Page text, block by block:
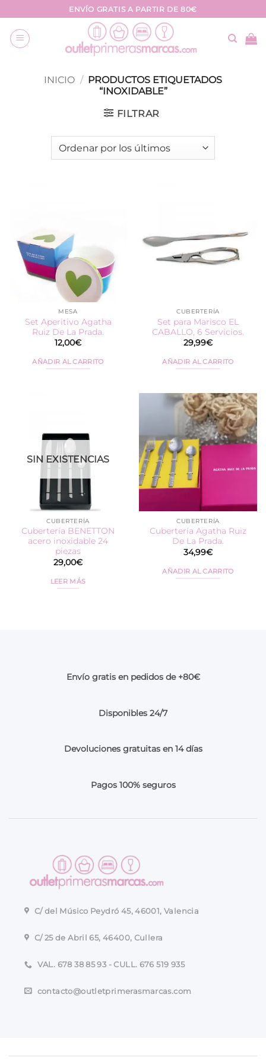
al
contenido
ENVÍO GRATIS A PARTIR DE 80€
INICIO / PRODUCTOS ETIQUETADOS
“INOXIDABLE”
FILTRAR
MESA
Set Aperitivo Agatha
Ruiz De La Prada.
12,00€
AÑADIR AL CARRITO
CUBERTERÍA
Set para Marisco EL
CABALLO, 6 Servicios.
29,99€
AÑADIR AL CARRITO
SIN EXISTENCIAS
CUBERTERÍA
Cubertería BENETTON
acero inoxidable 24
piezas
29,00€
LEER MÁS
CUBERTERÍA
Cubertería Agatha Ruiz
De La Prada.
34,99€
AÑADIR AL CARRITO
Envío gratis en pedidos de +80€
Disponibles 24/7
Devoluciones gratuitas en 14 días
Pagos 100% seguros
C/ del Músico Peydró 45, 46001, Valencia
C/ 25 de Abril 65, 46400, Cullera
VAL. 678 38 85 93 - CULL. 676 519 935
contacto@outletprimerasmarcas.com